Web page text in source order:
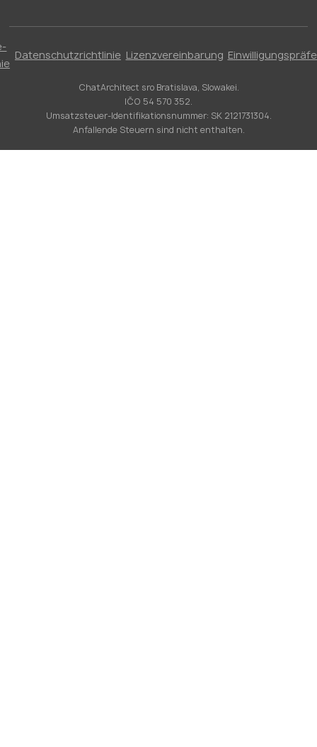
Datenschutzrichtlinie Lizenzvereinbarung
ChatArchitect sro Bratislava, Slowakei.
IČO 54 570 352.
Umsatzsteuer-Identifikationsnummer: SK 2121731304.
Anfallende Steuern sind nicht enthalten.